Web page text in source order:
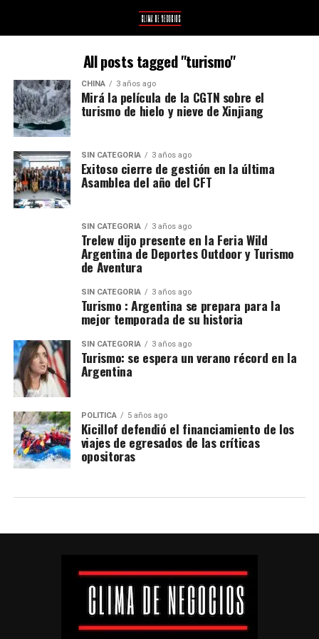
All posts tagged "turismo"
CHINA 3 años ago
Mirá la película de la CGTN sobre el
turismo de hielo y nieve de Xinjiang
SIN CATEGORÍA 3 años ago
Exitoso cierre de gestión en la última
Asamblea del año del CFT
SIN CATEGORÍA 3 años ago
Trelew dijo presente en la Feria Wild
Argentina de Deportes Outdoor y Turismo
de Aventura
SIN CATEGORÍA 3 años ago
Turismo : Argentina se prepara para la
mejor temporada de su historia
SIN CATEGORÍA 3 años ago
Turismo: se espera un verano récord en la
Argentina
POLÍTICA 5 años ago
Kicillof defendió el financiamiento de los
viajes de egresados de las críticas
opositoras